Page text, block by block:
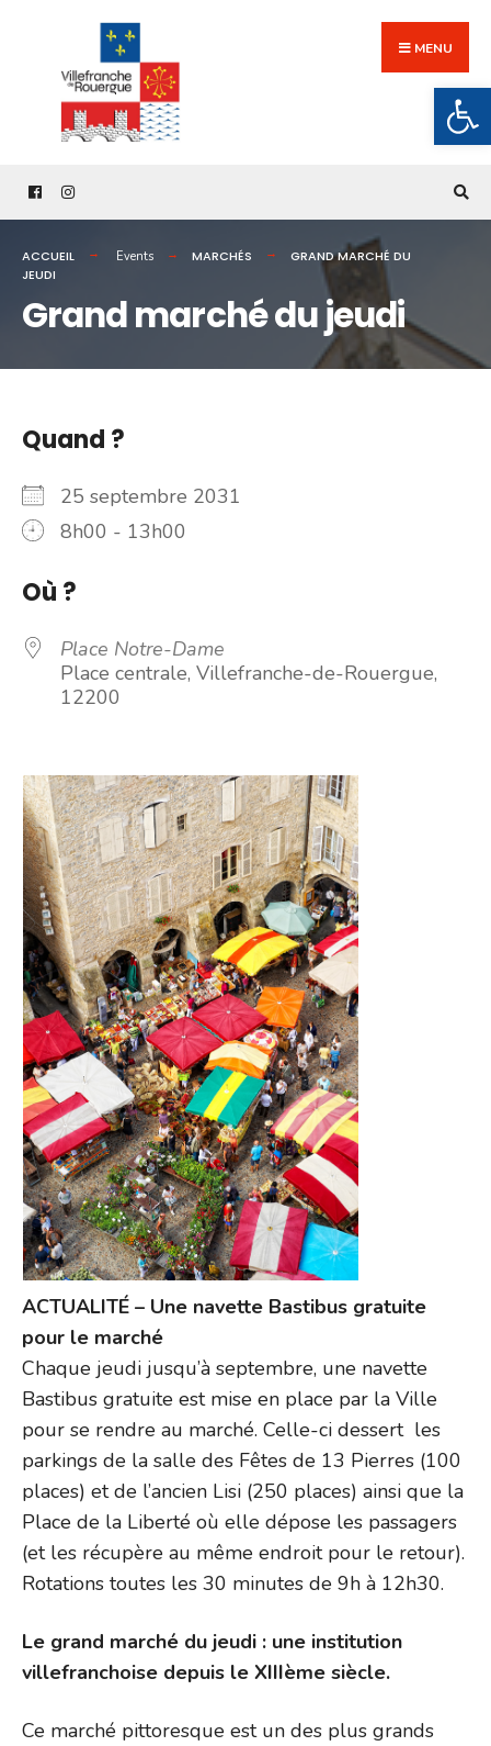
content
MENU
ACCUEIL Events MARCHÉS
GRAND MARCHÉ DU
JEUDI
Grand marché du jeudi
Quand ?
25 septembre 2031
8h00 - 13h00
Où ?
Place Notre-Dame
Place centrale, Villefranche-de-Rouergue,
12200
ACTUALITÉ – Une navette Bastibus gratuite
pour le marché
Chaque jeudi jusqu’à septembre, une navette
Bastibus gratuite est mise en place par la Ville
pour se rendre au marché. Celle-ci dessert les
parkings de la salle des Fêtes de 13 Pierres (100
places) et de l’ancien Lisi (250 places) ainsi que la
Place de la Liberté où elle dépose les passagers
(et les récupère au même endroit pour le retour).
Rotations toutes les 30 minutes de 9h à 12h30.
Le grand marché du jeudi : une institution
villefranchoise depuis le XIIIème siècle.
Ce marché pittoresque est un des plus grands